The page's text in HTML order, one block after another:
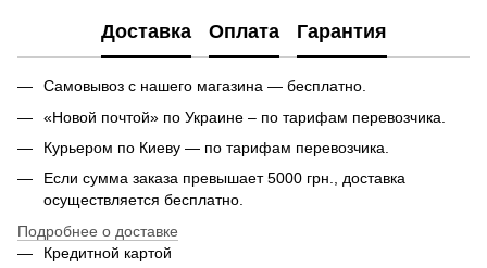
Доставка Оплата Гарантия
Самовывоз с нашего магазина — бесплатно.
«Новой почтой» по Украине – по тарифам перевозчика.
Курьером по Киеву — по тарифам перевозчика.
Если сумма заказа превышает 5000 грн., доставка
осуществляется бесплатно.
Подробнее о доставке
Кредитной картой